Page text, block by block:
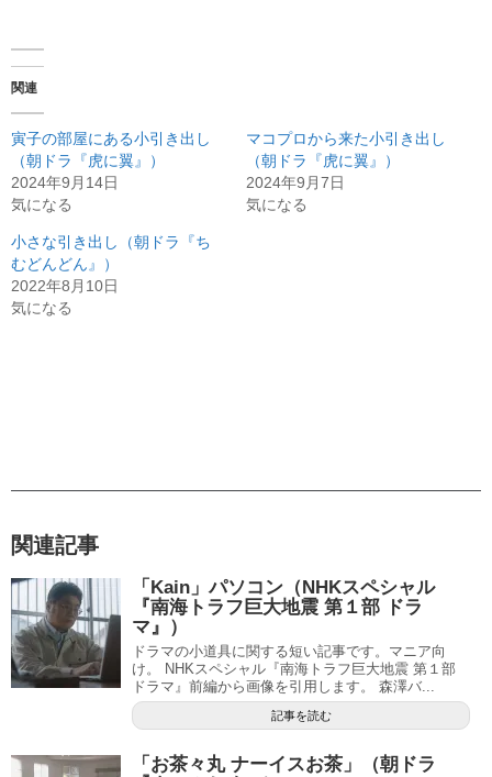
関連
寅子の部屋にある小引き出し
（朝ドラ『虎に翼』）
2024年9月14日
気になる
マコプロから来た小引き出し
（朝ドラ『虎に翼』）
2024年9月7日
気になる
小さな引き出し（朝ドラ『ち
むどんどん』）
2022年8月10日
気になる
関連記事
「Kain」パソコン（NHKスペシャル
『南海トラフ巨大地震 第１部 ドラ
マ』）
ドラマの小道具に関する短い記事です。マニア向
け。 NHKスペシャル『南海トラフ巨大地震 第１部
ドラマ』前編から画像を引用します。 森澤バ...
記事を読む
「お茶々丸 ナーイスお茶」（朝ドラ